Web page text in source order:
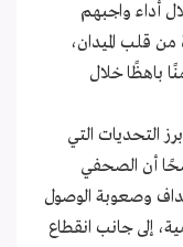
أداء واجبهم
قلب الميدان،
باهظًا خلال
التحديات التي
أن الصحفي
وصعوبة الوصول
إلى جانب انقطاع